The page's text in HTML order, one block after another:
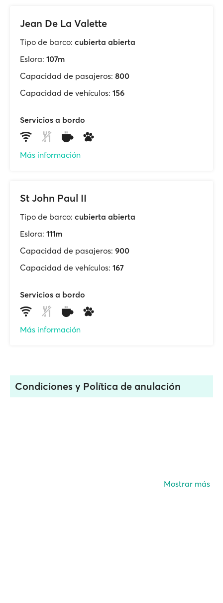
Jean De La Valette
Tipo de barco: cubierta abierta
Eslora: 107m
Capacidad de pasajeros: 800
Capacidad de vehículos: 156
Servicios a bordo
Más información
St John Paul II
Tipo de barco: cubierta abierta
Eslora: 111m
Capacidad de pasajeros: 900
Capacidad de vehículos: 167
Servicios a bordo
Más información
Condiciones y Política de anulación
Mostrar más